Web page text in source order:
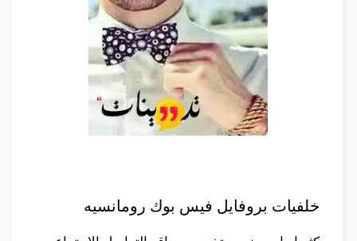
خلفيات بروفايل فيس بوك رومانسيه